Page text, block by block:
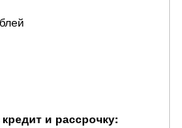
и рассрочку: